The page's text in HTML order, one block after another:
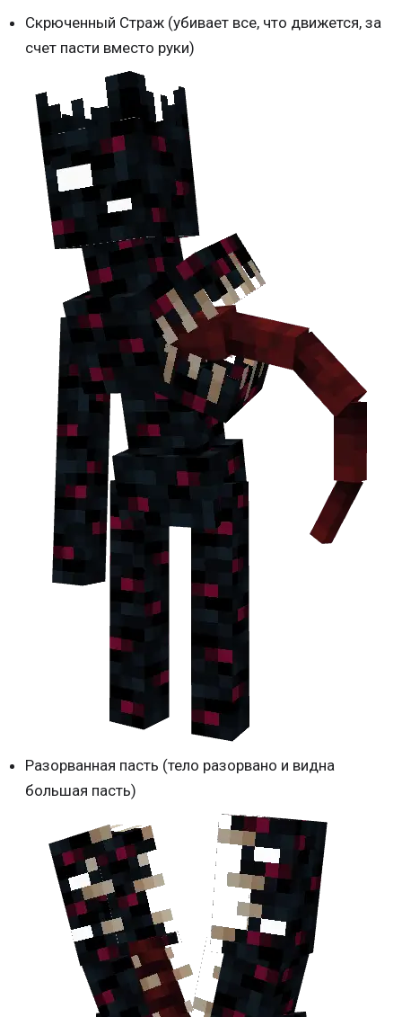
Скрюченный Страж (убивает все, что движется, за
счет пасти вместо руки)
Разорванная пасть (тело разорвано и видна
большая пасть)